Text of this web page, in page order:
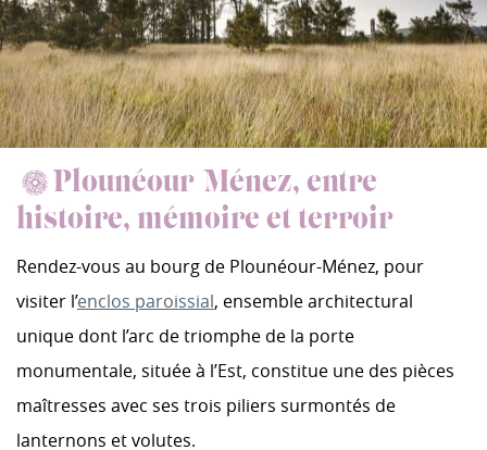
Plounéour-Ménez, entre
histoire, mémoire et terroir
Rendez-vous au bourg de Plounéour-Ménez, pour
visiter l’enclos paroissial, ensemble architectural
unique dont l’arc de triomphe de la porte
monumentale, située à l’Est, constitue une des pièces
maîtresses avec ses trois piliers surmontés de
lanternons et volutes.